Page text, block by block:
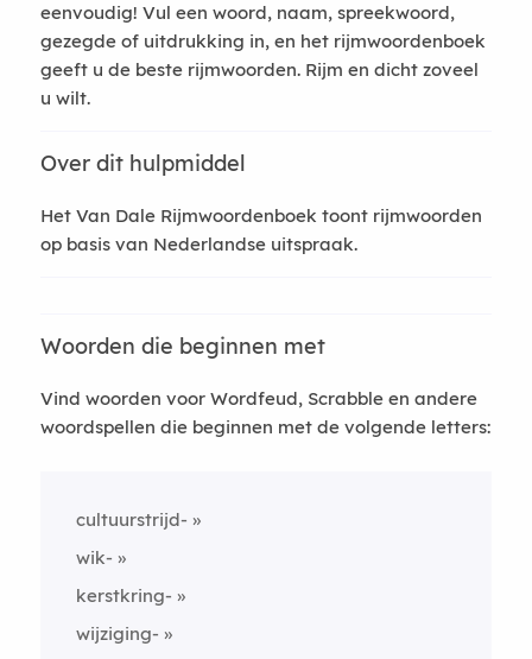
eenvoudig! Vul een woord, naam, spreekwoord,
gezegde of uitdrukking in, en het rijmwoordenboek
geeft u de beste rijmwoorden. Rijm en dicht zoveel
u wilt.
Over dit hulpmiddel
Het Van Dale Rijmwoordenboek toont rijmwoorden
op basis van Nederlandse uitspraak.
Woorden die beginnen met
Vind woorden voor Wordfeud, Scrabble en andere
woordspellen die beginnen met de volgende letters:
cultuurstrijd-
wik-
kerstkring-
wijziging-